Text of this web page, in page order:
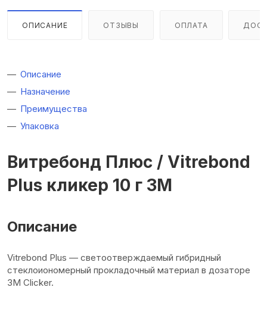
ОПИСАНИЕ ОТЗЫВЫ ОПЛАТА
Описание
Назначение
Преимущества
Упаковка
Витребонд Плюс / Vitrebond
Plus кликер 10 г 3M
Описание
Vitrebond Plus — светоотверждаемый гибридный
стеклоиономерный прокладочный материал в дозаторе
3M Clicker.